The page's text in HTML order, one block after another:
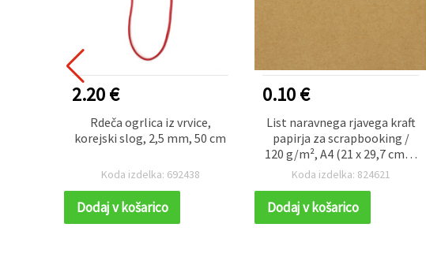
2.20 €
Rdeča ogrlica iz vrvice,
korejski slog, 2,5 mm, 50 cm
Koda izdelka: 692438
Dodaj v košarico
0.10 €
List naravnega rjavega kraft
papirja za scrapbooking /
120 g/m², A4 (21 x 29,7 cm) –
1 kos
Koda izdelka: 824621
Dodaj v košarico